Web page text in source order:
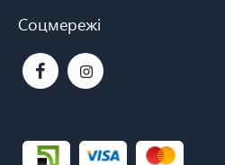
Соцмережі